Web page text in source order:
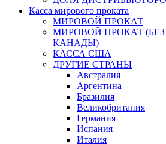
Касса мирового проката
МИРОВОЙ ПРОКАТ
МИРОВОЙ ПРОКАТ
КАНАДЫ)
КАССА США
ДРУГИЕ СТРАНЫ
Австралия
Аргентина
Бразилия
Великобритания
Германия
Испания
Италия